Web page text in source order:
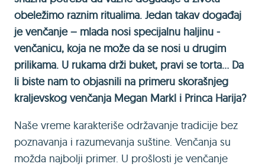
obeležimo raznim ritualima. Jedan takav događaj
je venčanje – mlada nosi specijalnu haljinu -
venčanicu, koja ne može da se nosi u drugim
prilikama. U rukama drži buket, pravi se torta… Da
li biste nam to objasnili na primeru skorašnjeg
kraljevskog venčanja Megan Markl i Princa Harija?
Naše vreme karakteriše održavanje tradicije bez
poznavanja i razumevanja suštine. Venčanja su
možda najbolji primer. U prošlosti je venčanje